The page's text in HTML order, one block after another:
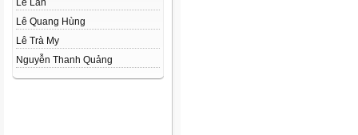
Lê Lan
Lê Quang Hùng
Lê Trà My
Nguyễn Thanh Quảng